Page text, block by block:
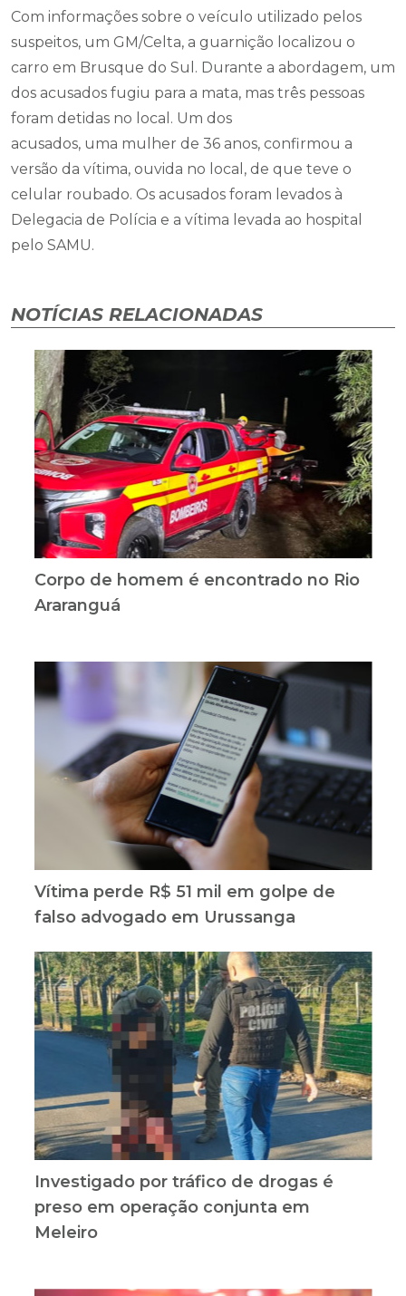
Com informações sobre o veículo utilizado pelos
suspeitos, um GM/Celta, a guarnição localizou o
carro em Brusque do Sul. Durante a abordagem, um
dos acusados fugiu para a mata, mas três pessoas
foram detidas no local. Um dos
acusados, uma mulher de 36 anos, confirmou a
versão da vítima, ouvida no local, de que teve o
celular roubado. Os acusados foram levados à
Delegacia de Polícia e a vítima levada ao hospital
pelo SAMU.
NOTÍCIAS RELACIONADAS
Corpo de homem é encontrado no Rio
Araranguá
Vítima perde R$ 51 mil em golpe de
falso advogado em Urussanga
Investigado por tráfico de drogas é
preso em operação conjunta em
Meleiro